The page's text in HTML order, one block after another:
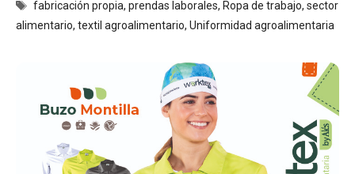
Etiquetas
fabricación propia,prendas laborales, Ropa de trabajo,sector
alimentario, textil agroalimentario, Uniformidad agroalimentaria